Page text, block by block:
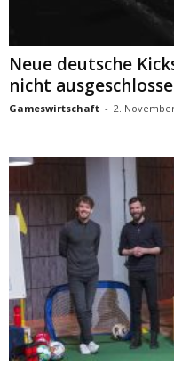
Neue deutsche
nicht
Gameswirtschaft - 2.